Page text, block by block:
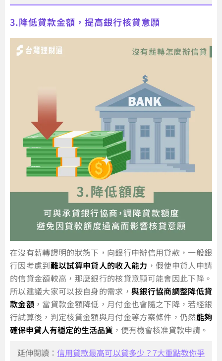
3.降低貸款金額，提高銀行核貸意願
在沒有薪轉證明的狀態下，向銀行申辦信用貸款，一般銀
行因考慮到難以試算申貸人的收入能力 ，假使申貸人申請
的信貸金額較高，那麼銀行的核貸意願可能會因此下降。
所以建議大家可以按自身的需求， 與銀行協商調整降低貸
款金額 ，當貸款金額降低，月付金也會隨之下降，若經銀
行試算後，判定核貸金額與月付金等方案條件，仍然能夠
確保申貸人有穩定的生活品質 ，便有機會核准貸款申請。
延伸閱讀：信用貸款最高可以貸多少？7大重點教你爭